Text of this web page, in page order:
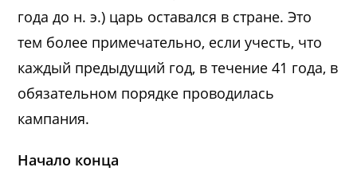
года до н. э.) царь оставался в стране. Это
тем более примечательно, если учесть, что
каждый предыдущий год, в течение 41 года, в
обязательном порядке проводилась
кампания.
Начало конца